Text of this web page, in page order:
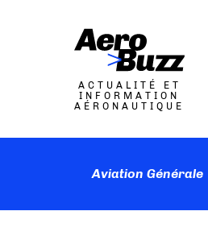
ACTUALITÉ ET
INFORMATION
AÉRONAUTIQUE
Aviation Générale